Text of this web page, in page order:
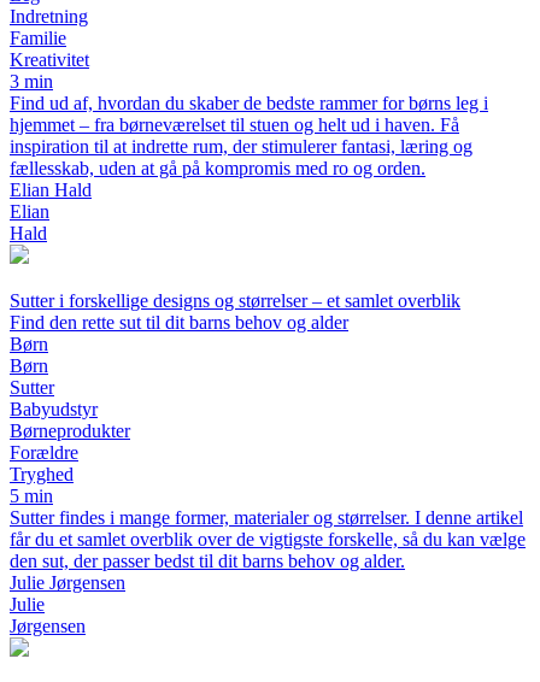
Indretning
Familie
Kreativitet
3 min
Find ud af, hvordan du skaber de bedste rammer for børns leg i
hjemmet – fra børneværelset til stuen og helt ud i haven. Få
inspiration til at indrette rum, der stimulerer fantasi, læring og
fællesskab, uden at gå på kompromis med ro og orden.
Elian Hald
Elian
Hald
Sutter i forskellige designs og størrelser – et samlet overblik
Find den rette sut til dit barns behov og alder
Børn
Børn
Sutter
Babyudstyr
Børneprodukter
Forældre
Tryghed
5 min
Sutter findes i mange former, materialer og størrelser. I denne artikel
får du et samlet overblik over de vigtigste forskelle, så du kan vælge
den sut, der passer bedst til dit barns behov og alder.
Julie Jørgensen
Julie
Jørgensen